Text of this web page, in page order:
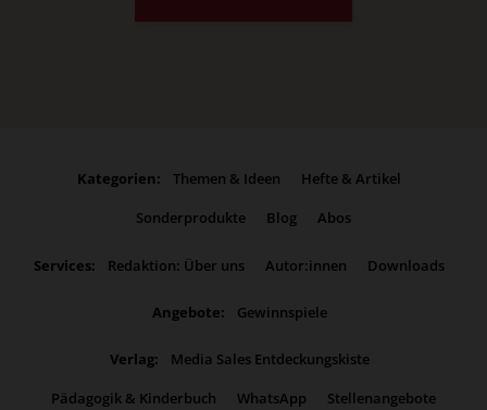
Kategorien: Themen & Ideen
Hefte & Artikel
Sonderprodukte
Blog Abos
Services: Redaktion: Über uns Autor:innen Downloads
Angebote: Gewinnspiele
Verlag:
Media Sales Entdeckungskiste
Pädagogik & Kinderbuch
WhatsApp
Stellenangebote